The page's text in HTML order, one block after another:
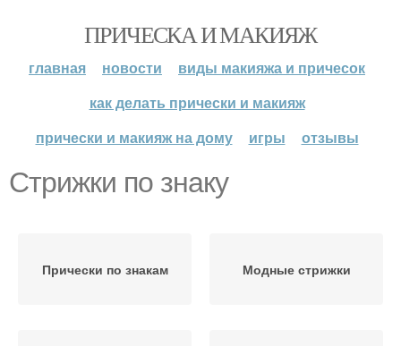
ПРИЧЕСКА И МАКИЯЖ
главная новости
виды макияжа и причесок
как делать прически и макияж
прически и макияж на дому
игры отзывы
Стрижки по знаку
Прически по знакам Модные стрижки